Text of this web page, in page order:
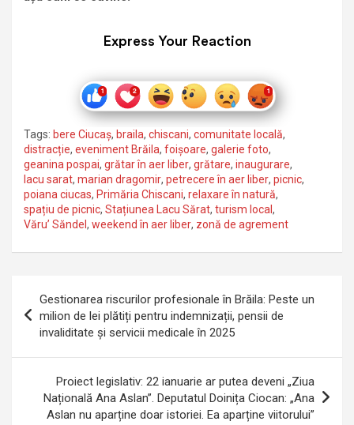
Express Your Reaction
Tags: bere Ciucaș, braila, chiscani, comunitate locală,
distracție, eveniment Brăila, foișoare, galerie foto,
geanina pospai, grătar în aer liber, grătare, inaugurare,
lacu sarat, marian dragomir, petrecere în aer liber, picnic,
poiana ciucas, Primăria Chiscani, relaxare în natură,
spațiu de picnic, Stațiunea Lacu Sărat, turism local ,
Văru’ Săndel , weekend în aer liber, zonă de agrement
în
articole
Gestionarea riscurilor profesionale în Brăila: Peste un
milion de lei plătiți pentru indemnizații, pensii de
invaliditate și servicii medicale în 2025
Proiect legislativ: 22 ianuarie ar putea deveni „Ziua
Națională Ana Aslan”. Deputatul Doinița Ciocan: „Ana
Aslan nu aparține doar istoriei. Ea aparține viitorului”